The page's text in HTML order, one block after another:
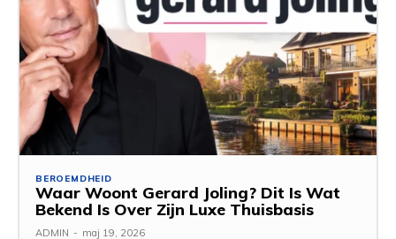
BEROEMDHEID
Waar Woont Gerard Joling? Dit Is Wat
Bekend Is Over Zijn Luxe Thuisbasis
ADMIN - maj 19, 2026